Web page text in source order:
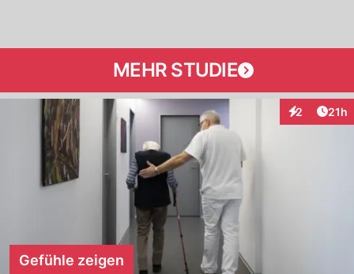
MEHR STUDIE
2
Interaktionen
21h
Gefühle zeigen